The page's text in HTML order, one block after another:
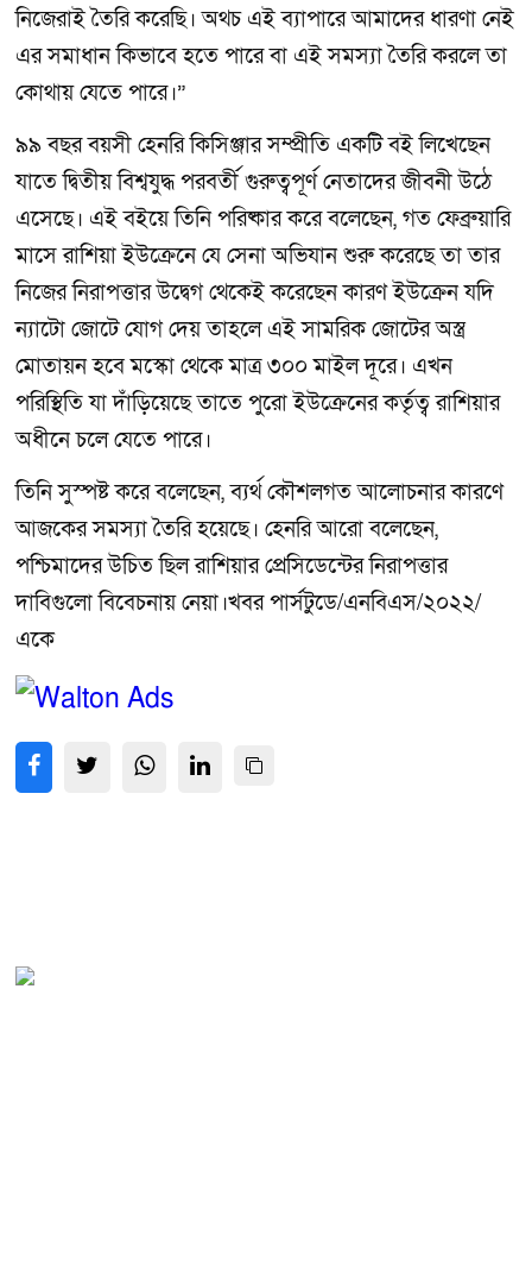
নিজেরাই তৈরি করেছি। অথচ এই ব্যাপারে আমাদের ধারণা নেই
এর সমাধান কিভাবে হতে পারে বা এই সমস্যা তৈরি করলে তা
কোথায় যেতে পারে।”
৯৯ বছর বয়সী হেনরি কিসিঞ্জার সম্প্রীতি একটি বই লিখেছেন
যাতে দ্বিতীয় বিশ্বযুদ্ধ পরবর্তী গুরুত্বপূর্ণ নেতাদের জীবনী উঠে
এসেছে। এই বইয়ে তিনি পরিষ্কার করে বলেছেন, গত ফেব্রুয়ারি
মাসে রাশিয়া ইউক্রেনে যে সেনা অভিযান শুরু করেছে তা তার
নিজের নিরাপত্তার উদ্বেগ থেকেই করেছেন কারণ ইউক্রেন যদি
ন্যাটো জোটে যোগ দেয় তাহলে এই সামরিক জোটের অস্ত্র
মোতায়ন হবে মস্কো থেকে মাত্র ৩০০ মাইল দূরে। এখন
পরিস্থিতি যা দাঁড়িয়েছে তাতে পুরো ইউক্রেনের কর্তৃত্ব রাশিয়ার
অধীনে চলে যেতে পারে।
তিনি সুস্পষ্ট করে বলেছেন, ব্যর্থ কৌশলগত আলোচনার কারণে
আজকের সমস্যা তৈরি হয়েছে। হেনরি আরো বলেছেন,
পশ্চিমাদের উচিত ছিল রাশিয়ার প্রেসিডেন্টের নিরাপত্তার
দাবিগুলো বিবেচনায় নেয়া।খবর পার্সটুডে/এনবিএস/২০২২/
একে